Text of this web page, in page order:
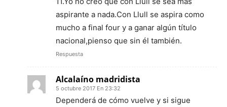
aspirante a nada.Con Llull se aspira como
mucho a final four y a ganar algún título
nacional,pienso que sin él también.
Respuesta
Alcalaíno madridista
5 octubre 2017 En 23:32
Dependerá de cómo vuelve y si sigue